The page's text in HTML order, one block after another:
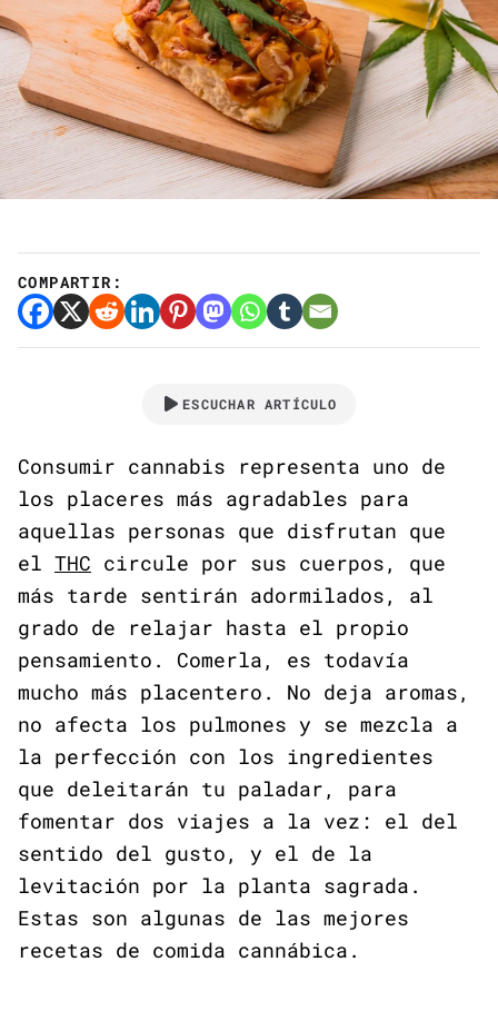
COMPARTIR:
ESCUCHAR ARTÍCULO
Consumir cannabis representa uno de
los placeres más agradables para
aquellas personas que disfrutan que
el THC circule por sus cuerpos, que
más tarde sentirán adormilados, al
grado de relajar hasta el propio
pensamiento. Comerla, es todavía
mucho más placentero. No deja aromas,
no afecta los pulmones y se mezcla a
la perfección con los ingredientes
que deleitarán tu paladar, para
fomentar dos viajes a la vez: el del
sentido del gusto, y el de la
levitación por la planta sagrada.
Estas son algunas de las mejores
recetas de comida cannábica.